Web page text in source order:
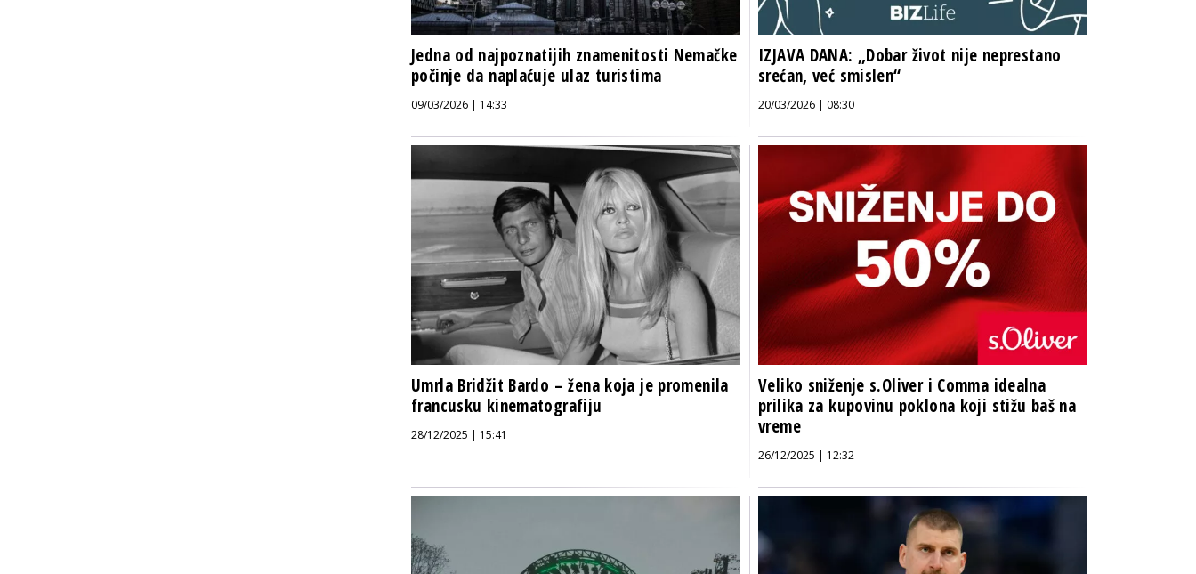
Jedna od najpoznatijih znamenitosti Nemačke
počinje da naplaćuje ulaz turistima
09/03/2026 | 14:33
IZJAVA DANA: „Dobar život nije neprestano
srećan, već smislen“
20/03/2026 | 08:30
Umrla Bridžit Bardo – žena koja je promenila
francusku kinematografiju
28/12/2025 | 15:41
Veliko sniženje s.Oliver i Comma idealna
prilika za kupovinu poklona koji stižu baš na
vreme
26/12/2025 | 12:32